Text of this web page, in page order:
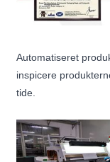
Automatiseret
inspicere
tide.